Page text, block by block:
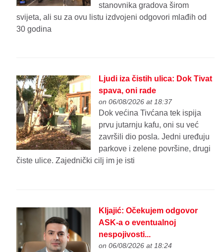
stanovnika gradova širom
svijeta, ali su za ovu listu izdvojeni odgovori mlađih od
30 godina
Ljudi iza čistih ulica: Dok Tivat
spava, oni rade
on 06/08/2026 at 18:37
Dok većina Tivćana tek ispija
prvu jutarnju kafu, oni su već
završili dio posla. Jedni uređuju
parkove i zelene površine, drugi
čiste ulice. Zajednički cilj im je isti
Kljajić: Očekujem odgovor
ASK-a o eventualnoj
nespojivosti...
on 06/08/2026 at 18:24